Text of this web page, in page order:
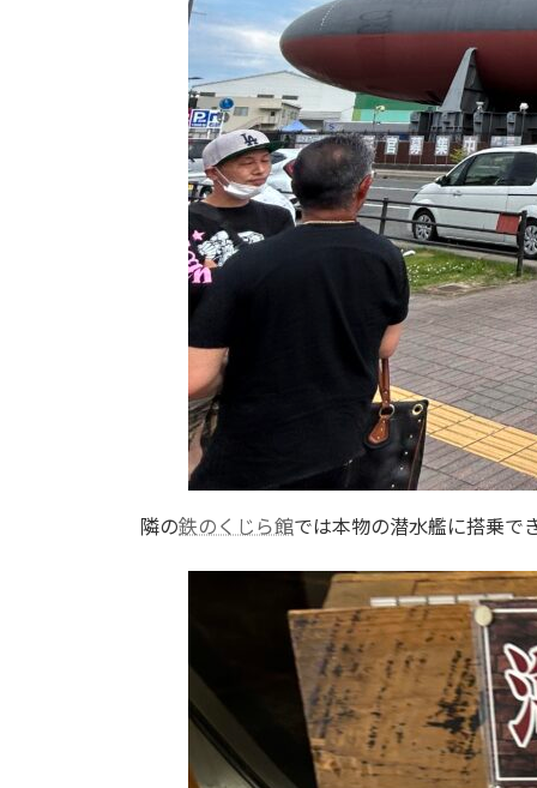
隣の鉄のくじら館では本物の潜水艦に搭乗で